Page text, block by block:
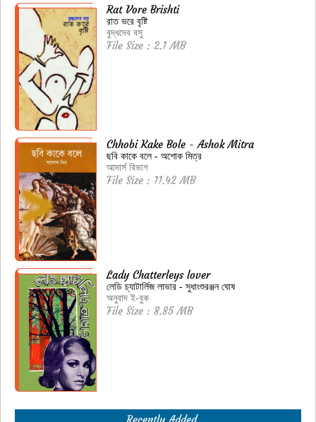
Rat Vore Brishti
রাত ভরে বৃষ্টি
বুদ্ধদেব বসু
File Size : 2.1 MB
Chhobi Kake Bole - Ashok Mitra
ছবি কাকে বলে - অশোক মিত্র
আদার্স বিভাগ
File Size : 11.42 MB
Lady Chatterleys lover
লেডি চ্যাটার্লিজ লাভার - সুধাংশুরঞ্জন ঘোষ
অনুবাদ ই-বুক
File Size : 8.85 MB